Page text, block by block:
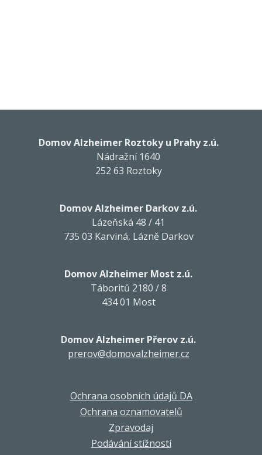
Domov Alzheimer Roztoky u Prahy z.ú.
Nádražní 1640
252 63 Roztoky
Domov Alzheimer Darkov z.ú.
Lázeňská 48 / 41
735 03 Karviná, Lázně Darkov
Domov Alzheimer Most z.ú.
Táboritů 2180 / 8
434 01 Most
Domov Alzheimer Přerov z.ú.
prerov@domovalzheimer.cz
Ochrana osobních údajů DA
Ochrana oznamovatelů
Zpravodaj
Podávání stížností